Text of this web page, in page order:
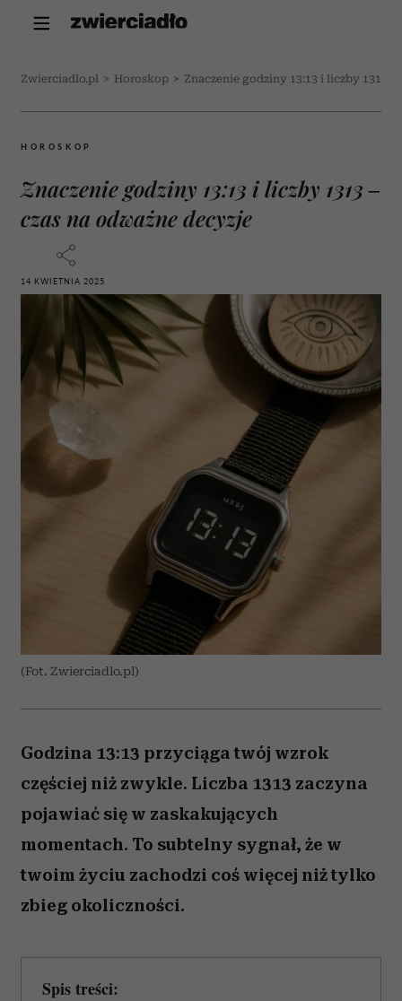
Zwierciadlo.pl > Horoskop > Znaczenie godziny 13:13 i liczby 1313 –
HOROSKOP
Znaczenie godziny 13:13 i liczby 1313 –
czas na odważne decyzje
14 KWIETNIA 2025
(Fot. Zwierciadlo.pl)
Godzina 13:13 przyciąga twój wzrok
częściej niż zwykle. Liczba 1313 zaczyna
pojawiać się w zaskakujących
momentach. To subtelny sygnał, że w
twoim życiu zachodzi coś więcej niż tylko
zbieg okoliczności.
Spis treści: